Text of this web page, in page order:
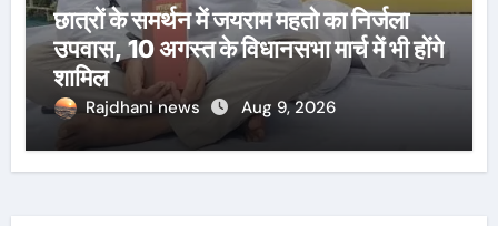
छात्रों के समर्थन में जयराम महतो का निर्जला
उपवास, 10 अगस्त के विधानसभा मार्च में भी होंगे
शामिल
Rajdhani news Aug 9, 2026